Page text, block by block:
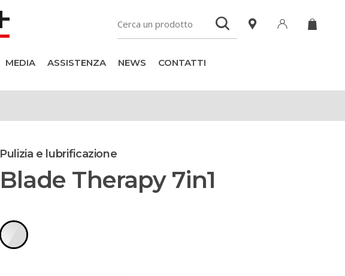
MEDIA ASSISTENZA NEWS CONTATTI
Pulizia e lubrificazione
Blade Therapy 7in1